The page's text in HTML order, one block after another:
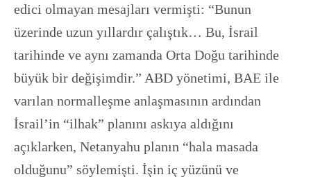
edici olmayan mesajları vermişti: “Bunun
üzerinde uzun yıllardır çalıştık… Bu, İsrail
tarihinde ve aynı zamanda Orta Doğu tarihinde
büyük bir değişimdir.” ABD yönetimi, BAE ile
varılan normalleşme anlaşmasının ardından
İsrail’in “ilhak” planını askıya aldığını
açıklarken, Netanyahu planın “hala masada
olduğunu” söylemişti. İşin iç yüzünü ve